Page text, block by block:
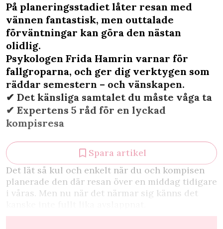
På planeringsstadiet låter resan med
vännen fantastisk, men outtalade
förväntningar kan göra den nästan
olidlig.
Psykologen Frida Hamrin varnar för
fallgroparna, och ger dig verktygen som
räddar semestern – och vänskapen.
✔︎ Det känsliga samtalet du måste våga ta
✔︎ Expertens 5 råd för en lyckad
kompisresa
Spara artikel
Det lät så kul och enkelt när du och kompisen
planerade den där resan över en middag tidigare
i våras. Men nu när det närmar sig känns det